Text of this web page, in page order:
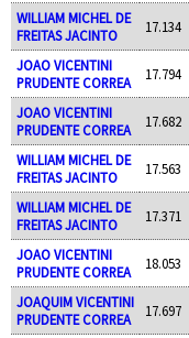
WILLIAM MICHEL DE
FREITAS JACINTO
17.134
JOAO VICENTINI
PRUDENTE CORREA
17.794
JOAO VICENTINI
PRUDENTE CORREA
17.682
WILLIAM MICHEL DE
FREITAS JACINTO
17.563
WILLIAM MICHEL DE
FREITAS JACINTO
17.371
JOAO VICENTINI
PRUDENTE CORREA
18.053
JOAQUIM VICENTINI
PRUDENTE CORREA
17.697